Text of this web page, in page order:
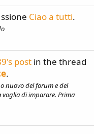
Ciao a tutti.
post in the thread
.
nuovo del forum e del
di imparare. Prima